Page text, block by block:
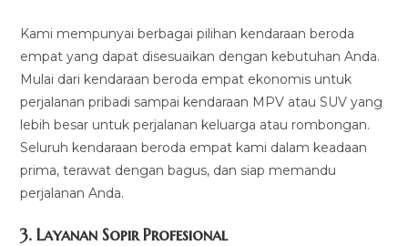
Kami mempunyai berbagai pilihan kendaraan beroda
empat yang dapat disesuaikan dengan kebutuhan Anda.
Mulai dari kendaraan beroda empat ekonomis untuk
perjalanan pribadi sampai kendaraan MPV atau SUV yang
lebih besar untuk perjalanan keluarga atau rombongan.
Seluruh kendaraan beroda empat kami dalam keadaan
prima, terawat dengan bagus, dan siap memandu
perjalanan Anda.
3.Layanan Sopir Profesional